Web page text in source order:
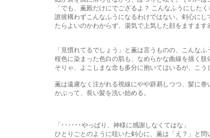
「でも、薫殿だけにでござるよ？ こんなふうにしたくな
誰彼構わずこんなふうになるわけではない。剣心にしてみれ
たらよいのかわからず、湯気で上気した顔をますます赤く染め
「見慣れてるでしょう」と薫は言うものの、こんなふうに湯
桜色に染まった色白の肌も、なめらかな曲線を描く肢体に湯が
そりゃ、よこしまな念も多分に抱いてはいるが、こうしてた
薫は遠慮なく注がれる視線にやや辟易しつつ、髪に巻いていた
かぶって、長い髪を洗い始める。
「･･････やっぱり、神様に感謝しなくてはな」
ひとりごとのように呟いた剣心に、薫は「え？」と問い返し